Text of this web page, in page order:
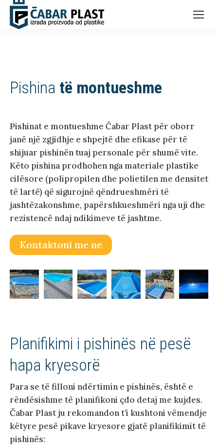
Pishina të montueshme
Pishinat e montueshme Čabar Plast për oborr
janë një zgjidhje e shpejtë dhe efikase për të
shijuar pishinën tuaj personale për shumë vite.
Këto pishina prodhohen nga materiale plastike
cilësore (polipropilen dhe polietilen me densitet
të lartë) që sigurojnë qëndrueshmëri të
jashtëzakonshme, papërshkueshmëri nga uji dhe
rezistencë ndaj ndikimeve të jashtme.
Kontaktoni me ne
Planifikimi i pishinës në pesë
hapa kryesorë
Para se të filloni ndërtimin e pishinës, është e
rëndësishme të planifikoni çdo detaj me kujdes.
Čabar Plast ju rekomandon t’i kushtoni vëmendje
këtyre pesë pikave kryesore gjatë planifikimit të
pishinës: